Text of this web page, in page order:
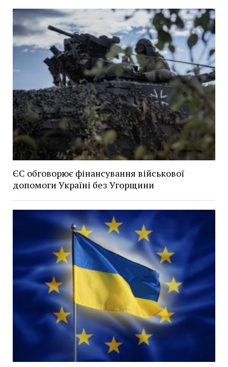
ЄС обговорює фінансування військової
допомоги Україні без Угорщини